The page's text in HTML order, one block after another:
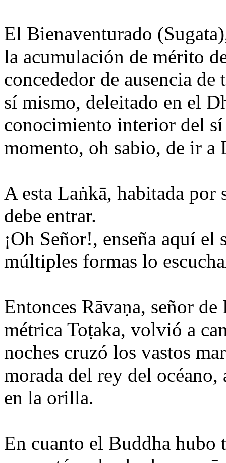
El Bienaventurado
la acumulación de mérito
concededor de ausencia
sí mismo, deleitado en el
conocimiento interior del
momento, oh sabio, de ir a
A esta Laṅkā, habitada por
debe entrar.
¡Oh Señor!, enseña aquí
múltiples formas lo
Entonces Rāvaṇa, señor
métrica Toṭaka, volvió a
noches cruzó los vastos
morada del rey del océano,
en la orilla.
En cuanto el Buddha hubo